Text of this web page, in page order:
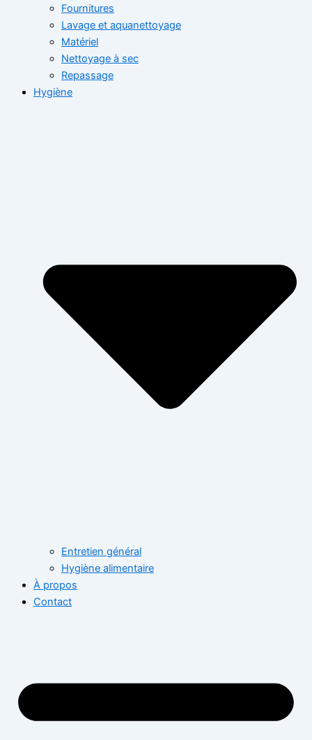
Fournitures
Lavage et aquanettoyage
Matériel
Nettoyage à sec
Repassage
Hygiène
Entretien général
Hygiène alimentaire
À propos
Contact